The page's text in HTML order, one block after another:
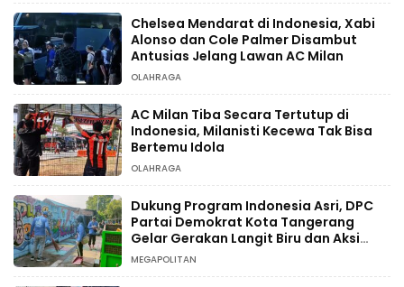
Chelsea Mendarat di Indonesia, Xabi
Alonso dan Cole Palmer Disambut
Antusias Jelang Lawan AC Milan
OLAHRAGA
AC Milan Tiba Secara Tertutup di
Indonesia, Milanisti Kecewa Tak Bisa
Bertemu Idola
OLAHRAGA
Dukung Program Indonesia Asri, DPC
Partai Demokrat Kota Tangerang
Gelar Gerakan Langit Biru dan Aksi
Tanam Pohon
MEGAPOLITAN